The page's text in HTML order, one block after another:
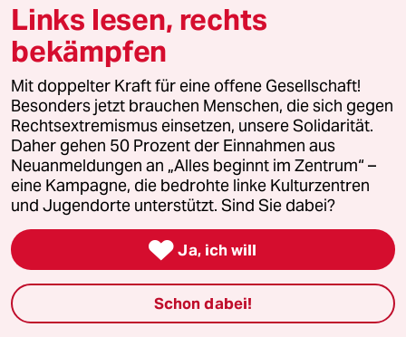
Mein lieber Freund. Ich möchte an
dieser Stelle einfach mal die
gefallenen durch Polizeigewalt
aufzählen.#Klaus-Jürgen Rattay 1981
von einem Bus tödlich verletzt
worden.#Günther Sare 1985 von
einem Wasserwerfer
überfahren.#Alois Sonnleitner 1986
Durch CS Gas Einsatz der Polizei
tödlichen Asthmaanfall erlitten.#
Erhalt unserer Rechte gefallen sind.
Die Liste ist lang. Soviel zu Ihrer
rethorischen Frage geschlossener
Links lesen, rechts
bekämpfen
Mit doppelter Kraft für eine offene Gesellschaft!
Besonders jetzt brauchen Menschen, die sich gegen
Rechtsextremismus einsetzen, unsere Solidarität.
Daher gehen 50 Prozent der Einnahmen aus
Neuanmeldungen an „Alles beginnt im Zentrum“ –
eine Kampagne, die bedrohte linke Kulturzentren
und Jugendorte unterstützt. Sind Sie dabei?
 Ja, ich will
Schon dabei!